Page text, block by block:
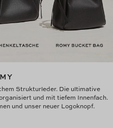
Strukturleder. Die ultimative
und mit tiefem Innenfach.
und unser neuer Logoknopf.